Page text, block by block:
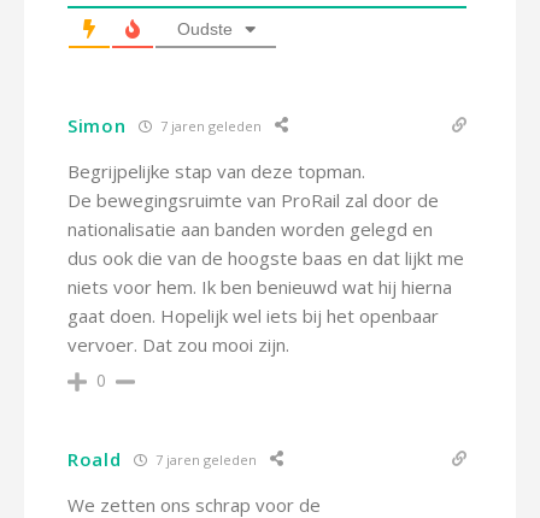
Oudste
Simon 7 jaren geleden
Begrijpelijke stap van deze topman.
De bewegingsruimte van ProRail zal door de
nationalisatie aan banden worden gelegd en
dus ook die van de hoogste baas en dat lijkt me
niets voor hem. Ik ben benieuwd wat hij hierna
gaat doen. Hopelijk wel iets bij het openbaar
vervoer. Dat zou mooi zijn.
0
Roald 7 jaren geleden
We zetten ons schrap voor de